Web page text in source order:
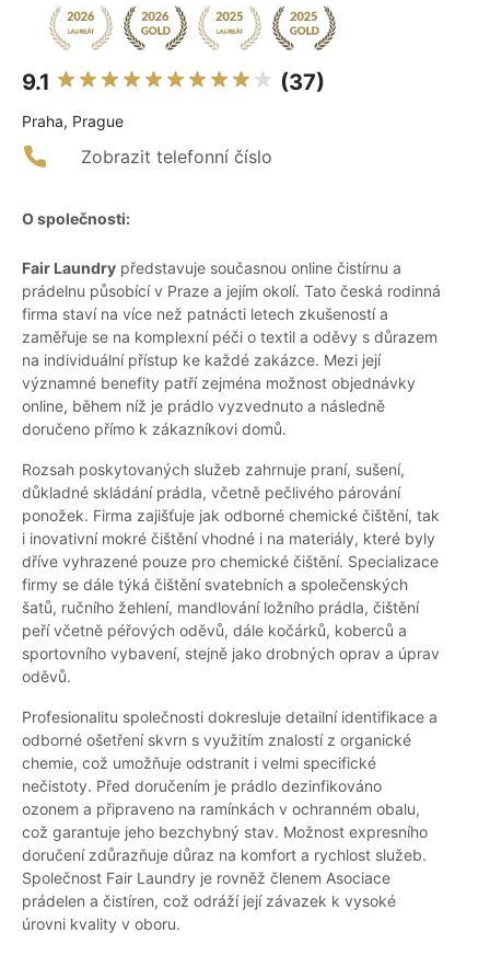
9.1 (37)
Praha, Prague
Zobrazit telefonní číslo
O společnosti:
Fair Laundry představuje současnou online čistírnu a
prádelnu působící v Praze a jejím okolí. Tato česká rodinná
firma staví na více než patnácti letech zkušeností a
zaměřuje se na komplexní péči o textil a oděvy s důrazem
na individuální přístup ke každé zakázce. Mezi její
významné benefity patří zejména možnost objednávky
online, během níž je prádlo vyzvednuto a následně
doručeno přímo k zákazníkovi domů.
Rozsah poskytovaných služeb zahrnuje praní, sušení,
důkladné skládání prádla, včetně pečlivého párování
ponožek. Firma zajišťuje jak odborné chemické čištění, tak
i inovativní mokré čištění vhodné i na materiály, které byly
dříve vyhrazené pouze pro chemické čištění. Specializace
firmy se dále týká čištění svatebních a společenských
šatů, ručního žehlení, mandlování ložního prádla, čištění
peří včetně péřových oděvů, dále kočárků, koberců a
sportovního vybavení, stejně jako drobných oprav a úprav
oděvů.
Profesionalitu společnosti dokresluje detailní identifikace a
odborné ošetření skvrn s využitím znalostí z organické
chemie, což umožňuje odstranit i velmi specifické
nečistoty. Před doručením je prádlo dezinfikováno
ozonem a připraveno na ramínkách v ochranném obalu,
což garantuje jeho bezchybný stav. Možnost expresního
doručení zdůrazňuje důraz na komfort a rychlost služeb.
Společnost Fair Laundry je rovněž členem Asociace
prádelen a čistíren, což odráží její závazek k vysoké
úrovni kvality v oboru.